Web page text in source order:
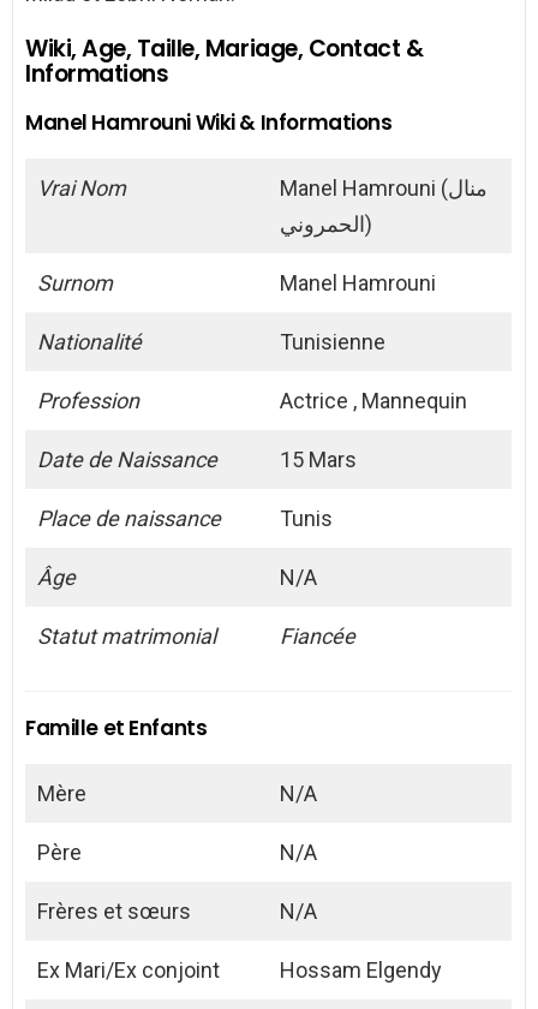
Wiki, Age, Taille, Mariage, Contact &
Informations
Manel Hamrouni Wiki & Informations
Vrai Nom
Manel Hamrouni (منال
الحمروني)
Surnom Manel Hamrouni
Nationalité Tunisienne
Profession Actrice , Mannequin
Date de Naissance 15 Mars
Place de naissance Tunis
Âge N/A
Statut matrimonial Fiancée
Famille et Enfants
Mère N/A
Père N/A
Frères et sœurs N/A
Ex Mari/Ex conjoint Hossam Elgendy